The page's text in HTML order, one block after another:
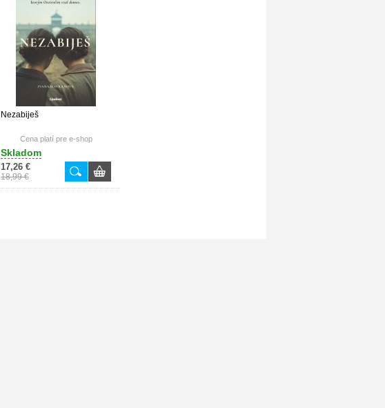
Nezabiješ
Cena platí pre e-shop
Skladom
17,26 €
18,99 €